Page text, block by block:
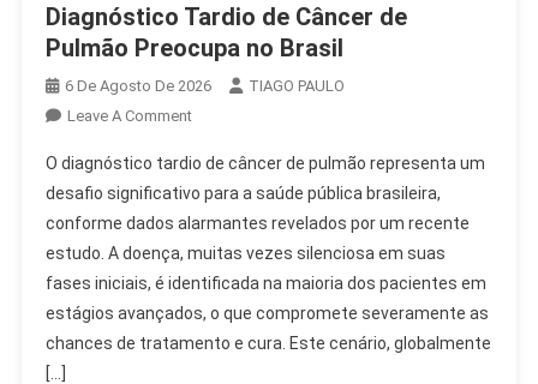
Diagnóstico Tardio de Câncer de
Pulmão Preocupa no Brasil
6 De Agosto De 2026
TIAGO PAULO
Leave A CommentOn
Tardio
De
Câncer
De
Pulmão
Preocupa
O diagnóstico tardio de câncer de pulmão representa um
desafio significativo para a saúde pública brasileira,
conforme dados alarmantes revelados por um recente
estudo. A doença, muitas vezes silenciosa em suas
fases iniciais, é identificada na maioria dos pacientes em
estágios avançados, o que compromete severamente as
chances de tratamento e cura. Este cenário, globalmente
[…]